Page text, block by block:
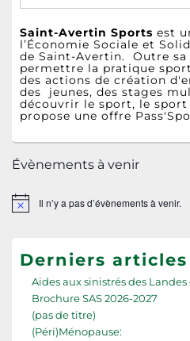
Saint-Avertin Sports est
l’Économie Sociale et
de Saint-Avertin. Outre
permettre la pratique
des actions de création
des jeunes, des stages
découvrir le sport, le
propose une offre
Évènements à venir
Notice Il n’y a pas d’évènements à venir.
Derniers articles
Aides aux sinistrés des
Brochure SAS 2026-2027
(pas de titre)
(Péri)Ménopause: